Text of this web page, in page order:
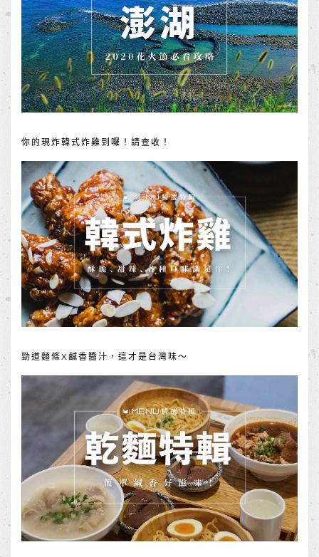
你的現炸韓式炸雞到囉！請查收！
勁道麵條X鹹香醬汁，這才是台灣味～